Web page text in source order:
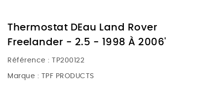
Thermostat DEau Land Rover
Freelander - 2.5 - 1998 À 2006'
Référence : TP200122
Marque : TPF PRODUCTS